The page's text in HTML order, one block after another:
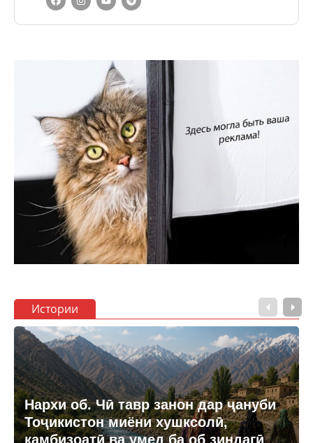
Истории
Нархи об. Чӣ тавр занон дар ҷануби
Тоҷикистон миёни хушксолӣ,
камбизоатӣ ва умед ба об зиндагӣ